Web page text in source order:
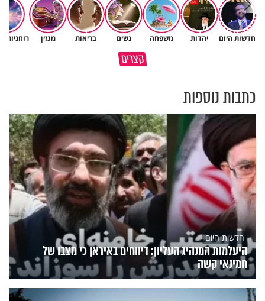
חדשות היום יהדות משפחה נשים בריאות מגזין רוחניות
קצרים
האם זה ׳סתם צירוף מקרים׳ או יד
כיצד ניתן להרחיב דעתו של
כתבות נוספות
חדשות היום
היעלמות המנהיג העליון: דיווחים באיראן כי מצבו של
חמינאי קשה